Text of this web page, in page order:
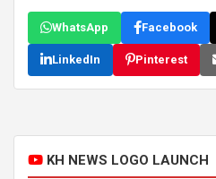
WhatsApp Facebook
LinkedIn Pinterest
KH NEWS LOGO LAUNCH